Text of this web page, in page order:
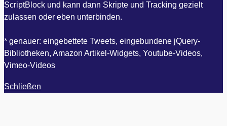
ScriptBlock und kann dann Skripte und Tracking gezielt
zulassen oder eben unterbinden.
* genauer: eingebettete Tweets, eingebundene jQuery-
Bibliotheken, Amazon Artikel-Widgets, Youtube-Videos,
Vimeo-Videos
Schließen